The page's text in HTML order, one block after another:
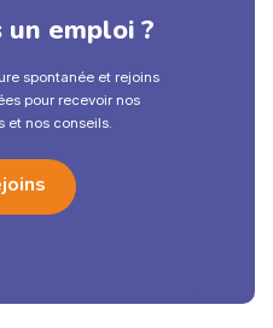
un emploi ?
spontanée et rejoins
pour recevoir nos
et nos conseils.